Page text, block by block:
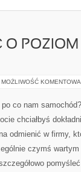
O POZIOM
MOŻLIWOŚĆ
po co nam
chciałbyś
odmienić w firmy,
czymś